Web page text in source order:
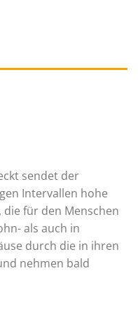
sendet der
Intervallen hohe
für den Menschen
als auch in
durch die in ihren
nehmen bald